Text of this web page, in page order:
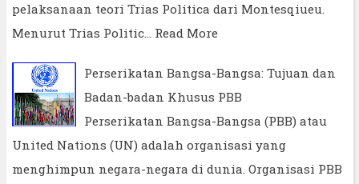
pelaksanaan teori Trias Politica dari Montesqiueu.
Menurut Trias Politic… Read More
Perserikatan Bangsa-Bangsa: Tujuan dan
Badan-badan Khusus PBB
Perserikatan Bangsa-Bangsa (PBB) atau
United Nations (UN) adalah organisasi yang
menghimpun negara-negara di dunia. Organisasi PBB